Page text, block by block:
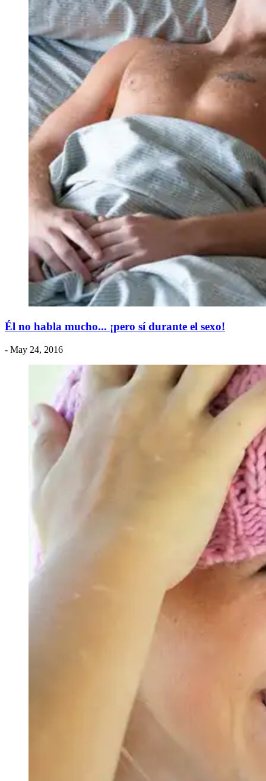
Él no habla mucho... ¡pero sí durante el sexo!
- May 24, 2016